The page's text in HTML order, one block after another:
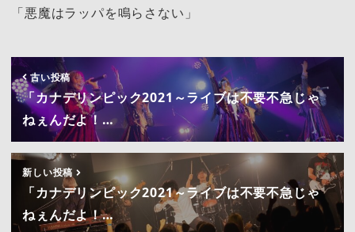
「悪魔はラッパを鳴らさない」
古い投稿
「カナデリンピック2021～ライブは不要不急じゃ
ねぇんだよ！…
新しい投稿
「カナデリンピック2021～ライブは不要不急じゃ
ねぇんだよ！…